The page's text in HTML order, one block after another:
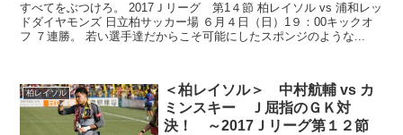
すべてをぶつけろ。 2017Ｊリーグ 第1４節 柏レイソル vs 浦和レッ
ドダイヤモンズ 日立柏サッカー場 ６月４日（日）1９：00キックオ
フ ７連勝。 若い選手達だからこそ可能にしたスポンジのような...
柏レイソル
＜柏レイソル＞ 中村航輔 vs カ
ミンスキー Ｊ屈指のＧＫ対
決！ ～2017Ｊリーグ第１２節